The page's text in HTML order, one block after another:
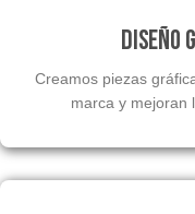
Diseño
Creamos piezas
marca y mejoran